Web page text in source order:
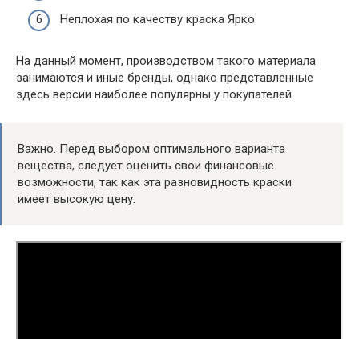
Неплохая по качеству краска Ярко.
На данный момент, производством такого материала
занимаются и иные бренды, однако представленные
здесь версии наиболее популярны у покупателей.
Важно. Перед выбором оптимального варианта
вещества, следует оценить свои финансовые
возможности, так как эта разновидность краски
имеет высокую цену.